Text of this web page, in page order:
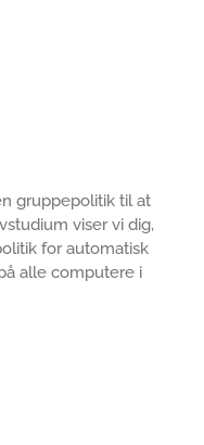
gruppepolitik til at
viser vi dig,
for automatisk
alle computere i